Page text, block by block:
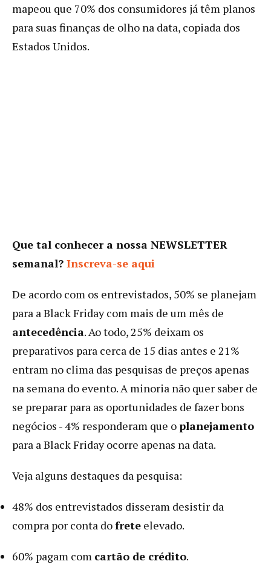
mapeou que 70% dos consumidores já têm planos
para suas finanças de olho na data, copiada dos
Estados Unidos.
Que tal conhecer a nossa NEWSLETTER
semanal? Inscreva-se aqui
De acordo com os entrevistados, 50% se planejam
para a Black Friday com mais de um mês de
antecedência. Ao todo, 25% deixam os
preparativos para cerca de 15 dias antes e 21%
entram no clima das pesquisas de preços apenas
na semana do evento. A minoria não quer saber de
se preparar para as oportunidades de fazer bons
negócios - 4% responderam que o planejamento
para a Black Friday ocorre apenas na data.
Veja alguns destaques da pesquisa:
48% dos entrevistados disseram desistir da
compra por conta dofrete elevado.
60% pagam com cartão de crédito.